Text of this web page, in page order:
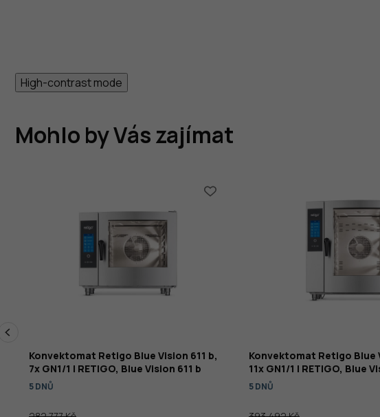
High-contrast mode
Mohlo by Vás zajímat
Konvektomat Retigo Blue Vision 611 b,
7x GN1/1 | RETIGO, Blue Vision 611 b
5 DNŮ
Konvektomat Retigo Blue
11x GN1/1 | RETIGO, Blue
5 DNŮ